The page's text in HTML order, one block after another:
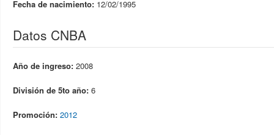
Fecha de nacimiento: 12/02/1995
Datos CNBA
Año de ingreso: 2008
División de 5to año: 6
Promoción: 2012